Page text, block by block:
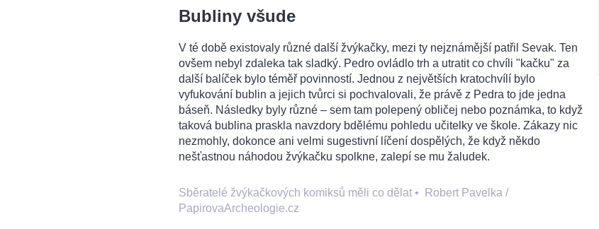
Bubliny všude
V té době existovaly různé další žvýkačky, mezi ty nejznámější patřil Sevak. Ten
ovšem nebyl zdaleka tak sladký. Pedro ovládlo trh a utratit co chvíli "kačku" za
další balíček bylo téměř povinností. Jednou z největších kratochvílí bylo
vyfukování bublin a jejich tvůrci si pochvalovali, že právě z Pedra to jde jedna
báseň. Následky byly různé – sem tam polepený obličej nebo poznámka, to když
taková bublina praskla navzdory bdělému pohledu učitelky ve škole. Zákazy nic
nezmohly, dokonce ani velmi sugestivní líčení dospělých, že když někdo
nešťastnou náhodou žvýkačku spolkne, zalepí se mu žaludek.
Sběratelé žvýkačkových komiksů měli co dělat •
Robert Pavelka /
PapirovaArcheologie.cz